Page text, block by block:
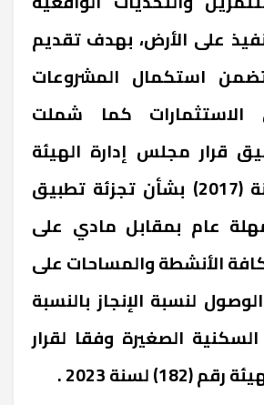
على الأرض، بهدف تقديم
استكمال المشروعات
الاستثمارات كما شملت
قرار مجلس إدارة الهيئة
رقم (105) لسنة (2017) بشأن تجزئة تطبيق
عام بمقابل مادي على
الأنشطة والمساحات على
لنسبة الإنجاز بالنسبة
الصغيرة وفقا لقرار
لسنة 2023 .